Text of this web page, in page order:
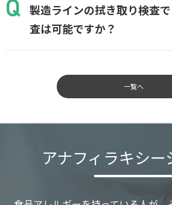
製造ラインの拭き取り検査
査は可能ですか？
一覧へ
アナフィラキシー